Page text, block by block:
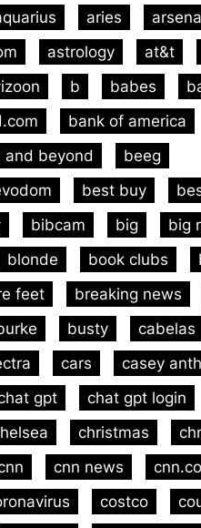
aries
astrology at&t
b babes
bank of america
beyond
beeg
best buy
bibcam big big
blonde book clubs
feet breaking news
busty cabelas
cars casey
gpt chat gpt login
christmas
cnn news
costco